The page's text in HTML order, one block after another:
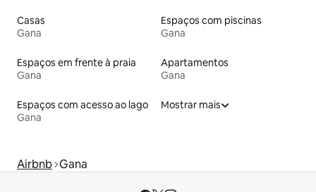
Casas
Gana
Espaços com piscinas
Gana
Espaços em frente à praia
Gana
Apartamentos
Gana
Espaços com acesso ao lago
Gana
Mostrar mais
Airbnb Gana